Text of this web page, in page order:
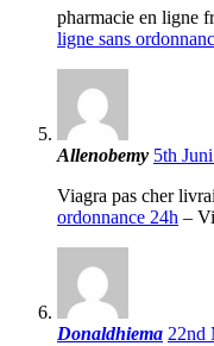
pharmacie en ligne
ligne sans
Allenobemy 5th
Viagra pas cher
ordonnance 24h –
Donaldhiema 22nd